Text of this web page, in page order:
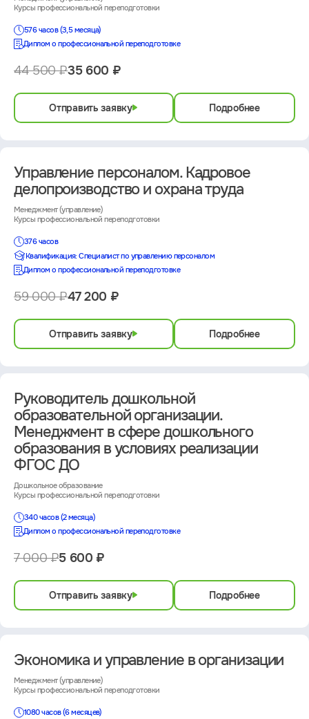
Курсы профессиональной переподготовки
576 часов (3,5 месяца)
Диплом о профессиональной переподготовке
44 500 ₽35 600 ₽
Отправить заявку Подробнее
Управление персоналом. Кадровое
делопроизводство и охрана труда
Менеджмент (управление)
Курсы профессиональной переподготовки
376 часов
Квалификация: Специалист по управлению персоналом
Диплом о профессиональной переподготовке
59 000 ₽47 200 ₽
Отправить заявку Подробнее
Руководитель дошкольной
образовательной организации.
Менеджмент в сфере дошкольного
образования в условиях реализации
ФГОС ДО
Дошкольное образование
Курсы профессиональной переподготовки
340 часов (2 месяца)
Диплом о профессиональной переподготовке
7 000 ₽5 600 ₽
Отправить заявку Подробнее
Экономика и управление в организации
Менеджмент (управление)
Курсы профессиональной переподготовки
1080 часов (6 месяцев)